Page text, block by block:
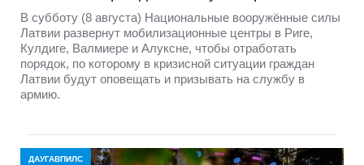
В субботу (8 августа) Национальные вооружённые силы
Латвии развернут мобилизационные центры в Риге,
Кулдиге, Валмиере и Алуксне, чтобы отработать
порядок, по которому в кризисной ситуации граждан
Латвии будут оповещать и призывать на службу в
армию.
ДАУГАВПИЛС